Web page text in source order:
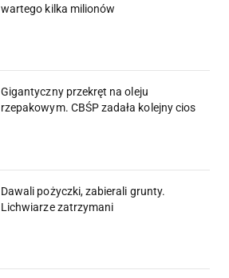
wartego kilka milionów
Gigantyczny przekręt na oleju
rzepakowym. CBŚP zadała kolejny cios
Dawali pożyczki, zabierali grunty.
Lichwiarze zatrzymani